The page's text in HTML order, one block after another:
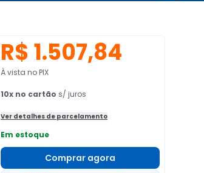
R$ 1.507,84
À vista no PIX
10x no cartão s/ juros
Ver detalhes de parcelamento
Em estoque
Comprar agora